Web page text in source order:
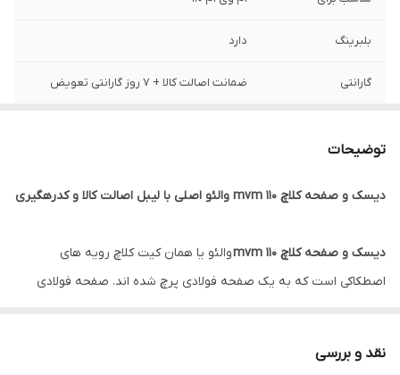
بلبرینگ دارد
گارانتی ضمانت اصالت کالا + 7 روز گارانتی تعویض
توضیحات
دیسک و صفحه کلاچ mvm 110 والئو اصلی با لیبل اصالت کالا و کدرهگیری
دیسک و صفحه کلاچ mvm 110
والئو یا همان کیت کلاچ رویه های
اصطکاکی است که به یک صفحه فولادی پرچ شده اند. صفحه فولادی
نقد و بررسی